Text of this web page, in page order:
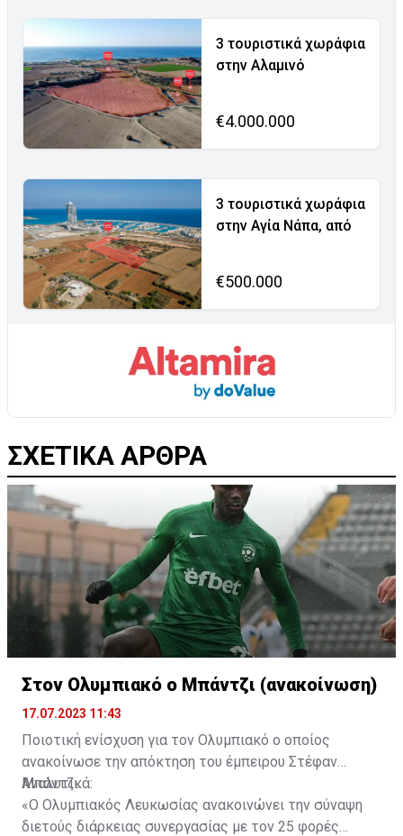
3 τουριστικά χωράφια
στην Αλαμινό
€4.000.000
3 τουριστικά χωράφια
στην Αγία Νάπα, από
€500.000
ΣΧΕΤΙΚΑ ΑΡΘΡΑ
Στον Ολυμπιακό ο Μπάντζι (ανακοίνωση)
17.07.2023 11:43
Ποιοτική ενίσχυση για τον Ολυμπιακό ο οποίος
ανακοίνωσε την απόκτηση του έμπειρου Στέφαν
Μπάντζι.
Αναλυτικά:
«Ο Ολυμπιακός Λευκωσίας ανακοινώνει την σύναψη
διετούς διάρκειας συνεργασίας με τον 25 φορές